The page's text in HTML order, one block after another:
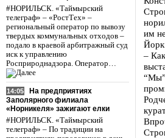
#НОРИЛЬСК. «Таймырский
телеграф» – «РостТех» –
региональный оператор по вывозу
твердых коммунальных отходов –
подало в краевой арбитражный суд
иск к управлению
Росприроднадзора. Оператор…
14:05
На предприятиях
Заполярного филиала
«Норникеля» зажигают елки
#НОРИЛЬСК. «Таймырский
телеграф» – По традиции на
им
–
“Мы”